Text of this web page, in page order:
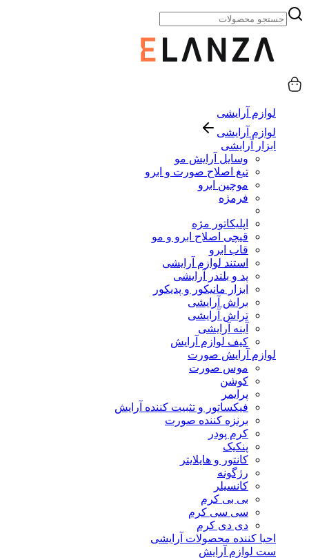
لوازم آرایشی
لوازم آرایشی
ابزار آرایشی
وسایل آرایش مو
تیغ اصلاح صورت و ابرو
موچین ابرو
فرمژه
اپلیکاتور مژه
قیچی اصلاح ابرو و مو
قاب ابرو
استند لوازم آرایشی
پد و بلندر آرایشی
ابزار مانیکور و پدیکور
براش آرایشی
تراش آرایشی
آینه آرایشی
کیف لوازم آرایش
لوازم آرایش صورت
موس صورت
کوشن
پرایمر
فیکساتور و تثبیت کننده آرایش
برنزه کننده صورت
کرم پودر
پنکیک
کانتور و هایلایتر
رژگونه
کانسیلر
بی بی کرم
سی سی کرم
دی دی کرم
احیا کننده محصولات آرایشی
ست لوازم آرایش